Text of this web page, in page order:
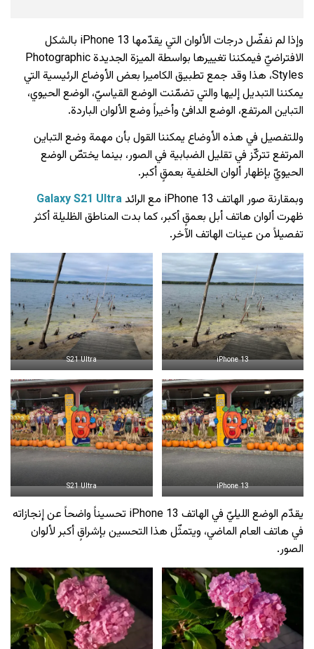
وإذا لم نفضّل درجات الألوان التي يقدّمها iPhone 13 بالشكل
الافتراضيّ فيمكننا تغييرها بواسطة الميزة الجديدة Photographic
Styles، هذا وقد جمع تطبيق الكاميرا بعض الأوضاع الرئيسية التي
يمكننا التبديل إليها والتي تضمّنت الوضع القياسيّ، الوضع الحيوي،
التباين المرتفع، الوضع الدافئ وأخيراً وضع الألوان الباردة.
وللتفصيل في هذه الأوضاع يمكننا القول بأن مهمة وضع التباين
المرتفع تتركّز في تقليل الضبابية في الصور، بينما يختصّ الوضع
الحيويّ بإظهار ألوان الخلفية بعمقٍ أكبر.
وبمقارنة صور الهاتف iPhone 13 مع الرائد
Galaxy S21 Ultra
ظهرت ألوان هاتف أبل بعمقٍ أكبر، كما بدت المناطق الظليلة أكثر
تفصيلاً من عينات الهاتف الآخر.
iPhone 13
S21 Ultra
iPhone 13
S21 Ultra
يقدّم الوضع الليليّ في الهاتف iPhone 13 تحسيناً واضحاً عن إنجازاته
في هاتف العام الماضي، ويتمثّل هذا التحسين بإشراقٍ أكبر لألوان
الصور.